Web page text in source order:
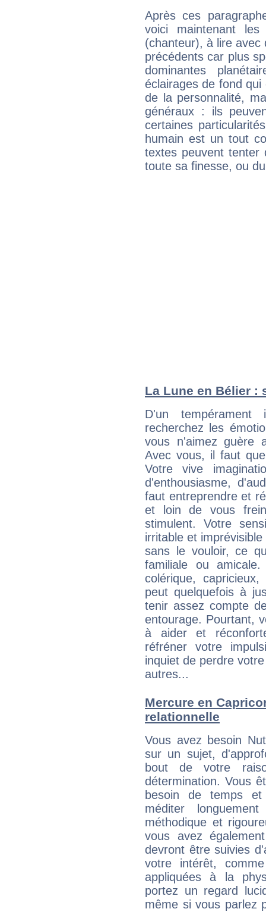
Après ces
voici maintenant
(chanteur), à lire avec
précédents car plus
dominantes
éclairages de fond
de la personnalité,
généraux : ils
certaines
humain est un tout
textes peuvent tenter
toute sa finesse, ou
La Lune en Bélier :
D'un tempérament
recherchez les
vous n'aimez guère
Avec vous, il faut
Votre vive
d'enthousiasme,
faut entreprendre et
et loin de vous
stimulent. Votre
irritable et
sans le vouloir, ce
familiale ou
colérique,
peut quelquefois à
tenir assez compte
entourage. Pourtant,
à aider et
réfréner votre
inquiet de perdre
autres...
Mercure en
relationnelle
Vous avez besoin
sur un sujet,
bout de votre
détermination. Vous
besoin de temps et
méditer
méthodique et
vous avez
devront être suivies
votre intérêt,
appliquées à la
portez un regard
même si vous parlez